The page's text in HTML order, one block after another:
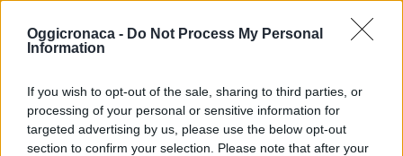
Oggicronaca - Do Not Process My Personal
Information
If you wish to opt-out of the sale, sharing to third parties, or
processing of your personal or sensitive information for
targeted advertising by us, please use the below opt-out
section to confirm your selection. Please note that after your